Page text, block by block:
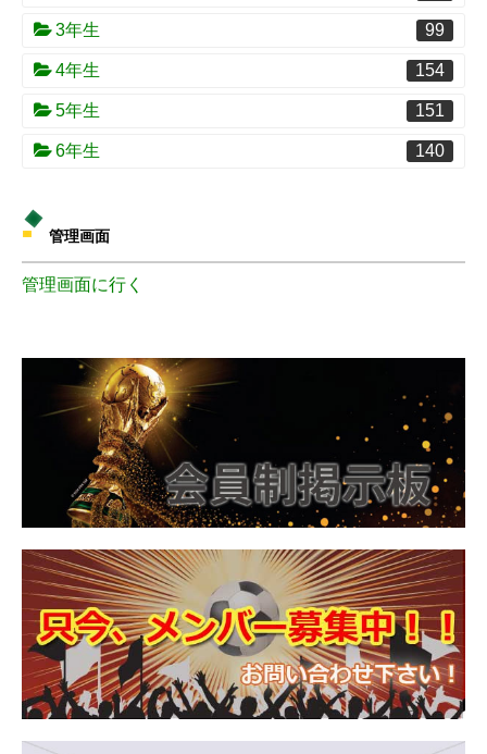
3年生 99
4年生 154
5年生 151
6年生 140
管理画面
管理画面に行く